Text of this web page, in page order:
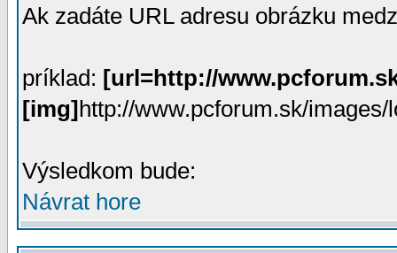
Ak zadáte URL adresu obrázku
príklad: [url=http://
[img] http://www.pcforum.sk/images/
Výsledkom bude:
Návrat hore